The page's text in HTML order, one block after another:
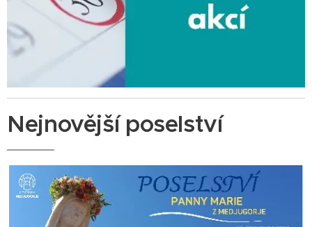
Nejnovější poselství